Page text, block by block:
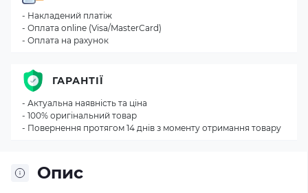
Опис
- Накладений платіж
- Оплата online (Visa/MasterCard)
- Оплата на рахунок
ГАРАНТІЇ
- Актуальна наявність та ціна
- 100% оригінальний товар
- Повернення протягом 14 днів з моменту отримання товару